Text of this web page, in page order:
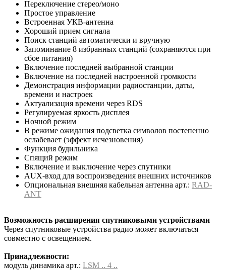
Переключение стерео/моно
Простое управление
Встроенная УКВ-антенна
Хороший прием сигнала
Поиск станций автоматически и вручную
Запоминание 8 избранных станций (сохраняются при
сбое питания)
Включение последней выбранной станции
Включение на последней настроенной громкости
Демонстрация информации радиостанции, даты,
времени и настроек
Актуализация времени через RDS
Регулируемая яркость дисплея
Ночной режим
В режиме ожидания подсветка символов постепенно
ослабевает (эффект исчезновения)
Функция будильника
Спящий режим
Включение и выключение через спутники
AUX-вход для воспроизведения внешних источников
Опциональная внешняя кабельная антенна арт.: RAD-
ANT
Возможность расширения спутниковыми устройствами
Через спутниковые устройства радио может включаться
совместно с освещением.
Принадлежности:
модуль динамика арт.: LSM .. 4 ..